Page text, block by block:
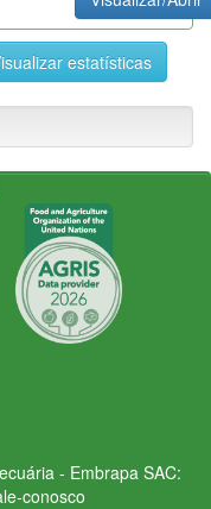
estatísticas
- Embrapa SAC:
conosco